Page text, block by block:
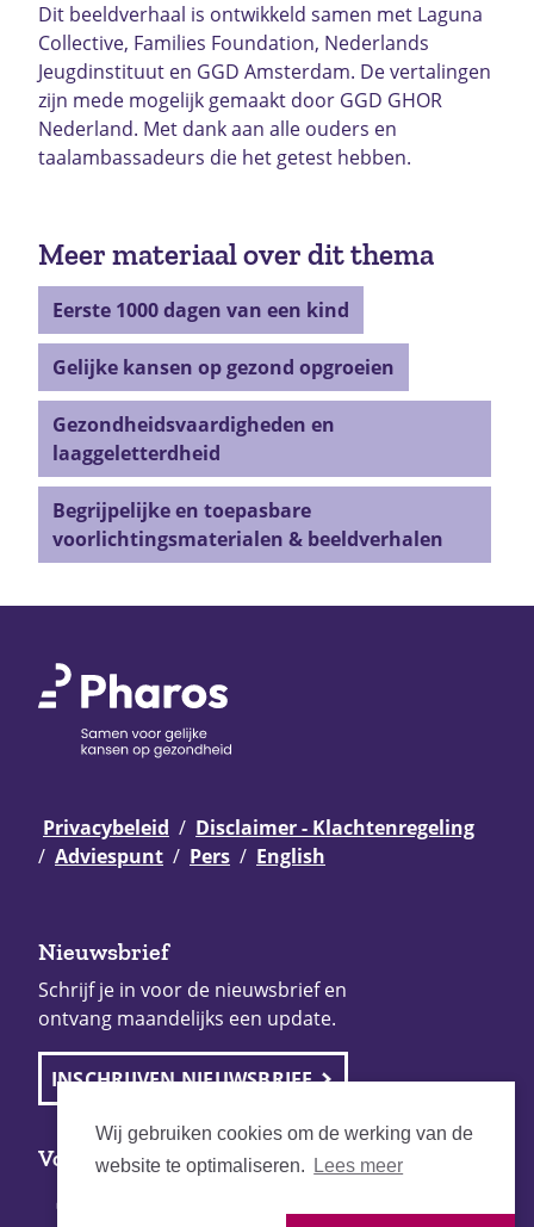
Wij gebruiken cookies om de werking van de
website te optimaliseren.
Lees meer
Dit beeldverhaal is ontwikkeld samen met Laguna
Collective, Families Foundation, Nederlands
Jeugdinstituut en GGD Amsterdam. De vertalingen
zijn mede mogelijk gemaakt door GGD GHOR
Nederland. Met dank aan alle ouders en
taalambassadeurs die het getest hebben.
Meer materiaal over dit thema
Eerste 1000 dagen van een kind
Gelijke kansen op gezond opgroeien
Gezondheidsvaardigheden en
laaggeletterdheid
Begrijpelijke en toepasbare
voorlichtingsmaterialen & beeldverhalen
Privacybeleid
Disclaimer - Klachtenregeling
Adviespunt
Pers English
Nieuwsbrief
Schrijf je in voor de nieuwsbrief en
ontvang maandelijks een update.
INSCHRIJVEN NIEUWSBRIEF
Volg Pharos